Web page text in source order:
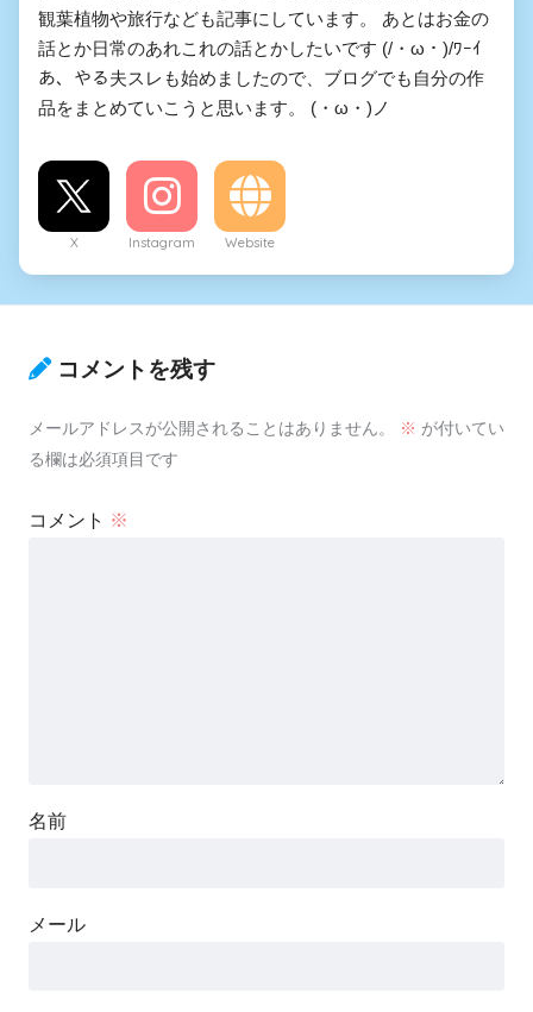
観葉植物や旅行なども記事にしています。 あとはお金の
話とか日常のあれこれの話とかしたいです (/・ω・)/ﾜｰｲ
あ、やる夫スレも始めましたので、ブログでも自分の作
品をまとめていこうと思います。 (・ω・)ノ
X Instagram Website
コメントを残す
メールアドレスが公開されることはありません。 ※ が付いてい
る欄は必須項目です
コメント ※
名前
メール